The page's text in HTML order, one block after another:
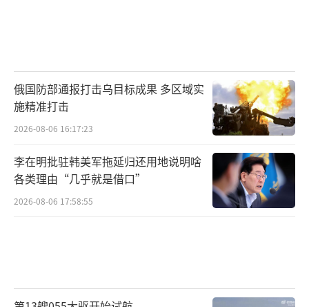
俄国防部通报打击乌目标成果 多区域实
施精准打击
2026-08-06 16:17:23
李在明批驻韩美军拖延归还用地说明啥
各类理由“几乎就是借口”
2026-08-06 17:58:55